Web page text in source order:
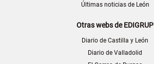
Últimas noticias de León
Otras webs de EDIGRUP
Diario de Castilla y León
Diario de Valladolid